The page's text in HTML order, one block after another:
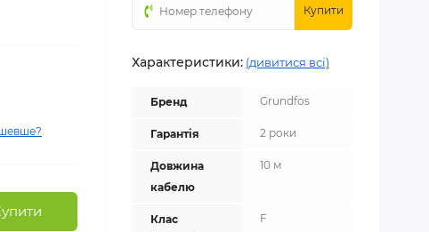
Купити
Характеристики: (дивитися всі)
Бренд Grundfos
Гарантія 2 роки
Довжина
кабелю
10 м
Клас
F